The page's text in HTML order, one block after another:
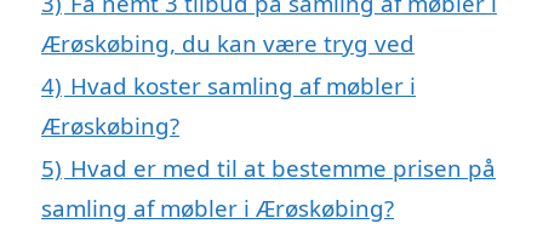
Ærøskøbing, du kan være tryg ved
4) Hvad koster samling af møbler i
Ærøskøbing?
5) Hvad er med til at bestemme prisen på
samling af møbler i Ærøskøbing?